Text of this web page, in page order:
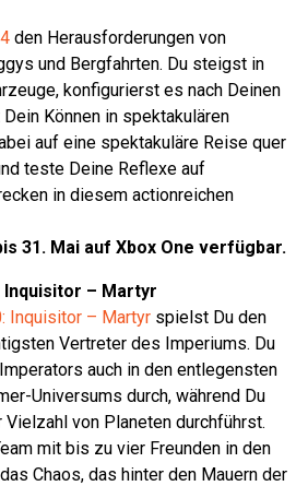
den Herausforderungen von
und Bergfahrten. Du steigst in
konfigurierst es nach Deinen
Können in spektakulären
auf eine spektakuläre Reise quer
teste Deine Reflexe auf
in diesem actionreichen
31. Mai auf Xbox One verfügbar.
Inquisitor – Martyr
Inquisitor – Martyr spielst Du den
Vertreter des Imperiums. Du
auch in den entlegensten
Universums durch, während Du
Vielzahl von Planeten durchführst.
mit bis zu vier Freunden in den
Chaos, das hinter den Mauern der